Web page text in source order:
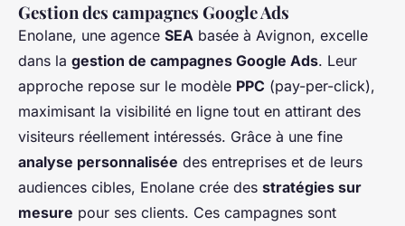
Gestion des campagnes Google Ads
Enolane, une agence SEA basée à Avignon, excelle
dans la gestion de campagnes Google Ads. Leur
approche repose sur le modèle PPC (pay-per-click),
maximisant la visibilité en ligne tout en attirant des
visiteurs réellement intéressés. Grâce à une fine
analyse personnalisée des entreprises et de leurs
audiences cibles, Enolane crée des stratégies sur
mesure pour ses clients. Ces campagnes sont